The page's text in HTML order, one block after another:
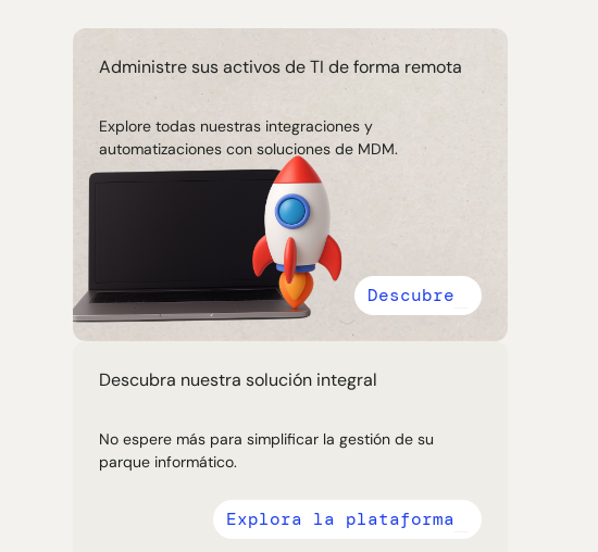
Administre sus activos de TI de forma remota
Explore todas nuestras integraciones y
automatizaciones con soluciones de MDM.
Descubre
Descubra nuestra solución integral
No espere más para simplificar la gestión de su
parque informático.
Explora la plataforma